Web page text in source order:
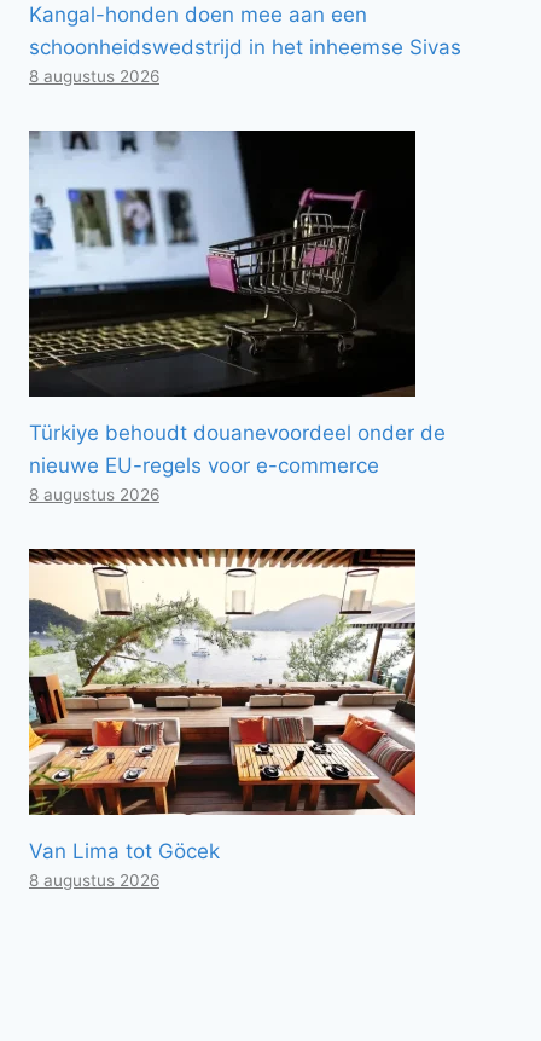
Kangal-honden doen mee aan een
schoonheidswedstrijd in het inheemse Sivas
8 augustus 2026
Türkiye behoudt douanevoordeel onder de
nieuwe EU-regels voor e-commerce
8 augustus 2026
Van Lima tot Göcek
8 augustus 2026